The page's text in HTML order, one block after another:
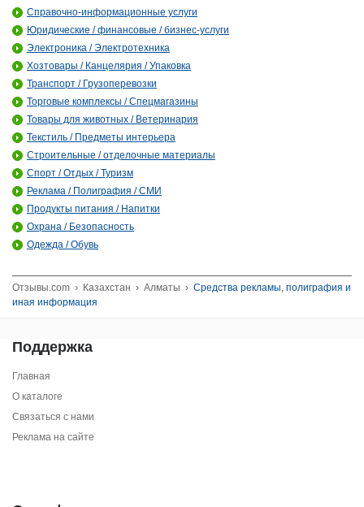
Справочно-информационные услуги
Юридические / финансовые / бизнес-услуги
Электроника / Электротехника
Хозтовары / Канцелярия / Упаковка
Транспорт / Грузоперевозки
Торговые комплексы / Спецмагазины
Товары для животных / Ветеринария
Текстиль / Предметы интерьера
Строительные / отделочные материалы
Спорт / Отдых / Туризм
Реклама / Полиграфия / СМИ
Продукты питания / Напитки
Охрана / Безопасность
Одежда / Обувь
Отзывы.com › Казахстан › Алматы › Средства рекламы, полиграфия и
иная информация
Поддержка
Главная
О каталоге
Связаться с нами
Реклама на сайте